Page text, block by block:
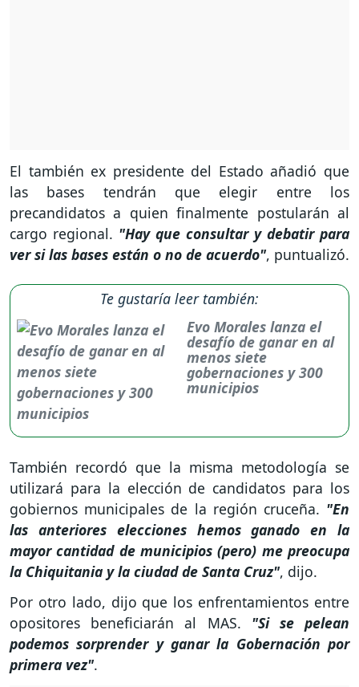
El también ex presidente del Estado añadió que
las bases tendrán que elegir entre los
precandidatos a quien finalmente postularán al
cargo regional. "Hay que consultar y debatir para
ver si las bases están o no de acuerdo", puntualizó.
Te gustaría leer también:
Evo Morales lanza el
desafío de ganar en al
menos siete
gobernaciones y 300
municipios
También recordó que la misma metodología se
utilizará para la elección de candidatos para los
gobiernos municipales de la región cruceña. "En
las anteriores elecciones hemos ganado en la
mayor cantidad de municipios (pero) me preocupa
la Chiquitania y la ciudad de Santa Cruz", dijo.
Por otro lado, dijo que los enfrentamientos entre
opositores beneficiarán al MAS. "Si se pelean
podemos sorprender y ganar la Gobernación por
primera vez".